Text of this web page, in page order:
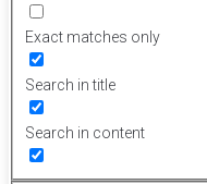
Exact matches only
Search in title
Search in content